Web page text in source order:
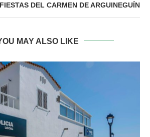
DEL CARMEN DE ARGUINEGUÍN
MAY ALSO LIKE